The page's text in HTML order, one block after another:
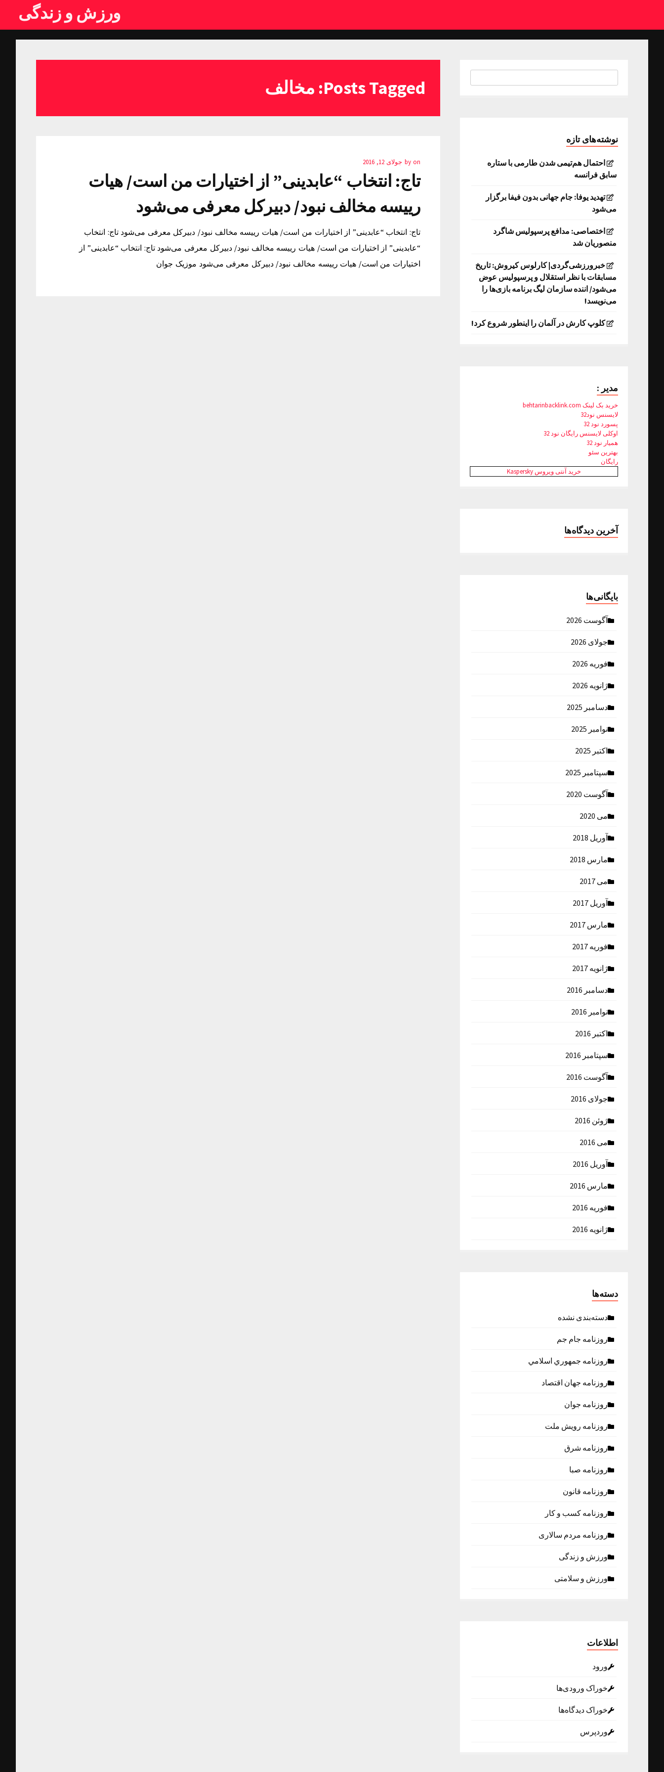
ورزش و زندگی
Posts Tagged: مخالف
by on جولای 12, 2016
تاج: انتخاب “عابدینی” از اختیارات من است/ هیات
رییسه مخالف نبود/ دبیرکل معرفی می‌شود
تاج: انتخاب “عابدینی” از اختیارات من است/ هیات رییسه مخالف نبود/ دبیرکل معرفی می‌شود تاج: انتخاب
“عابدینی” از اختیارات من است/ هیات رییسه مخالف نبود/ دبیرکل معرفی می‌شود تاج: انتخاب “عابدینی” از
اختیارات من است/ هیات رییسه مخالف نبود/ دبیرکل معرفی می‌شود موزیک جوان
نوشته‌های تازه
احتمال هم‌تیمی شدن طارمی با ستاره
سابق فرانسه
تهدید یوفا: جام جهانی بدون فیفا برگزار
می‌شود
اختصاصی: مدافع پرسپولیس شاگرد
منصوریان شد
خبرورزشی‌گردی| کارلوس کیروش: تاریخ
مسابقات با نظر استقلال و پرسپولیس عوض
می‌شود/ اننده سازمان لیگ برنامه بازی‌ها را
می‌نویسد!
کلوپ کارش در آلمان را اینطور شروع کرد!
مدیر :
خرید بک لینک behtarinbacklink.com
لایسنس نود32
پسورد نود 32
اوکلی لایسنس رایگان نود 32
همیار نود 32
بهترین سئو
رایگان
خرید آنتی ویروس Kaspersky
آخرین دیدگاه‌ها
بایگانی‌ها
آگوست 2026
جولای 2026
فوریه 2026
ژانویه 2026
دسامبر 2025
نوامبر 2025
اکتبر 2025
سپتامبر 2025
آگوست 2020
می 2020
آوریل 2018
مارس 2018
می 2017
آوریل 2017
مارس 2017
فوریه 2017
ژانویه 2017
دسامبر 2016
نوامبر 2016
اکتبر 2016
سپتامبر 2016
آگوست 2016
جولای 2016
ژوئن 2016
می 2016
آوریل 2016
مارس 2016
فوریه 2016
ژانویه 2016
دسته‌ها
دسته‌بندی نشده
روزنامه جام جم
روزنامه جمهوري اسلامي
روزنامه جهان اقتصاد
روزنامه جوان
روزنامه رویش ملت
روزنامه شرق
روزنامه صبا
روزنامه قانون
روزنامه كسب و كار
روزنامه مردم سالاری
ورزش و زندگی
ورزش و سلامتی
اطلاعات
ورود
خوراک ورودی‌ها
خوراک دیدگاه‌ها
وردپرس